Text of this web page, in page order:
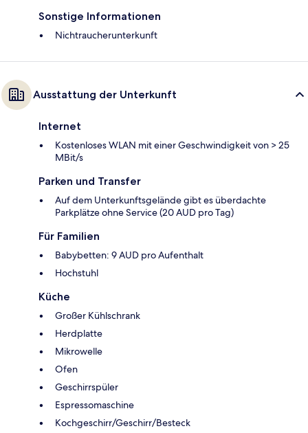
Sonstige Informationen
Nichtraucherunterkunft
Ausstattung der Unterkunft
Internet
Kostenloses WLAN mit einer Geschwindigkeit von > 25
MBit/s
Parken und Transfer
Auf dem Unterkunftsgelände gibt es überdachte
Parkplätze ohne Service (20 AUD pro Tag)
Für Familien
Babybetten: 9 AUD pro Aufenthalt
Hochstuhl
Küche
Großer Kühlschrank
Herdplatte
Mikrowelle
Ofen
Geschirrspüler
Espressomaschine
Kochgeschirr/Geschirr/Besteck